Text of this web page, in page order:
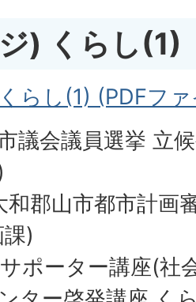
) くらし(1)
らし(1) (PDFフ
議会議員選挙 立
和郡山市都市計画
)
ポーター講座(社